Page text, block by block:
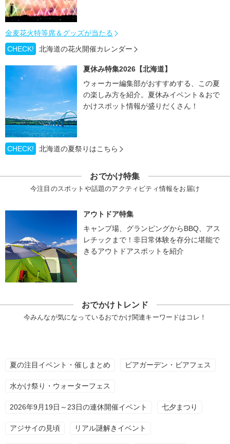
金麦花火特等席＆グッズが当たる
CHECK!
北海道の花火開催カレンダー
夏休み特集2026【北海道】
ウォーカー編集部がおすすめする、この夏
の楽しみ方を紹介。夏休みイベント＆おで
かけスポット情報が盛りだくさん！
CHECK! 北海道の夏祭りはこちら
おでかけ特集
今注目のスポットや話題のアクティビティ情報をお届け
アウトドア特集
キャンプ場、グランピングからBBQ、アス
レチックまで！非日常体験を存分に堪能で
きるアウトドアスポットを紹介
おでかけトレンド
今みんなが気になっているおでかけ関連キーワードはコレ！
夏の注目イベント・催しまとめ ビアガーデン・ビアフェス
水かけ祭り・ウォーターフェス
2026年9月19日～23日の連休開催イベント 七夕まつり
アジサイの見頃 リアル謎解きイベント